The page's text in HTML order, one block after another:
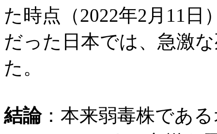
た時点（2022年2月11日
だった日本では、 急激
た。
結論： 本来弱毒株であ